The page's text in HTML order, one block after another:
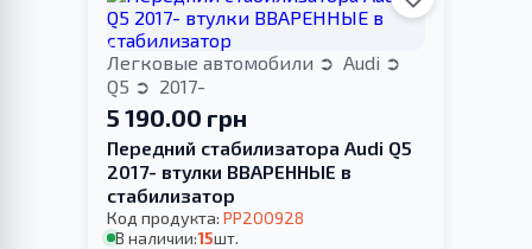
Легковые автомобили
Audi
Q5
2017-
5 190.00 грн
Передний стабилизатора Audi Q5
2017- втулки ВВАРЕННЫЕ в
стабилизатор
Код продукта: PP200928
В наличии:15шт.